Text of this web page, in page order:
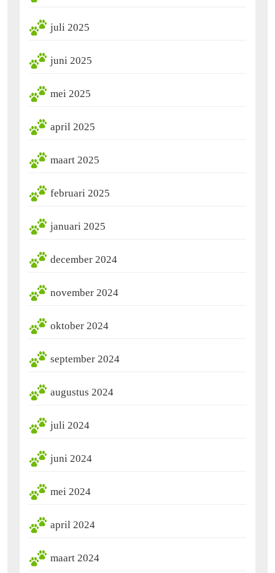
juli 2025
juni 2025
mei 2025
april 2025
maart 2025
februari 2025
januari 2025
december 2024
november 2024
oktober 2024
september 2024
augustus 2024
juli 2024
juni 2024
mei 2024
april 2024
maart 2024